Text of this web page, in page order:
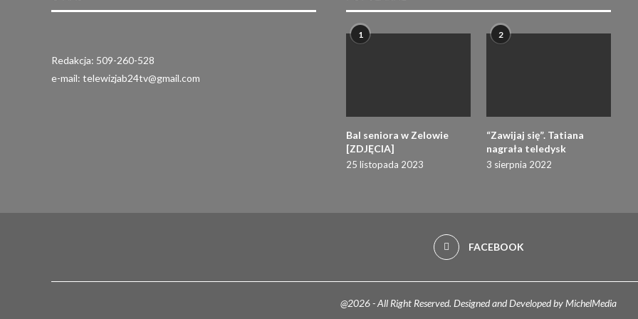
Redakcja: 509-260-528
e-mail: telewizjab24tv@gmail.com
1
Bal seniora w Zelowie
[ZDJĘCIA]
25 listopada 2023
2
“Zawijaj się”. Tatiana
nagrała teledysk
3 sierpnia 2022
FACEBOOK
@2026 - All Right Reserved. Designed and Developed by MichelMedia